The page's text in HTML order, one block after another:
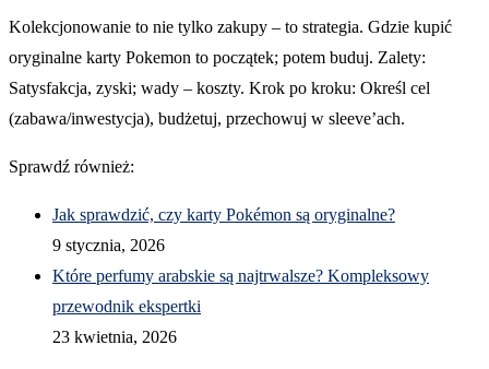
Kolekcjonowanie to nie tylko zakupy – to strategia. Gdzie kupić
oryginalne karty Pokemon to początek; potem buduj. Zalety:
Satysfakcja, zyski; wady – koszty. Krok po kroku: Określ cel
(zabawa/inwestycja), budżetuj, przechowuj w sleeve’ach.
Sprawdź również:
Jak sprawdzić, czy karty Pokémon są oryginalne?
9 stycznia, 2026
Które perfumy arabskie są najtrwalsze? Kompleksowy
przewodnik ekspertki
23 kwietnia, 2026